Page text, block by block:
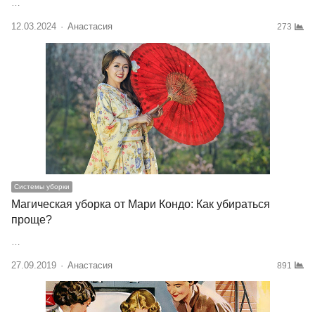
12.03.2024 Author
Анастасия 273
Системы уборки
Магическая уборка от Мари Кондо: Как убираться
проще?
27.09.2019 Author
Анастасия 891